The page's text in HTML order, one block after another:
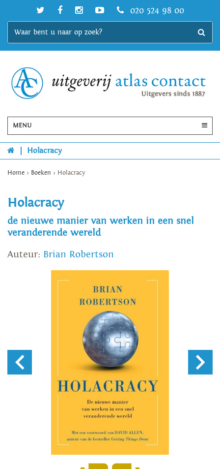
020 524 98 00
MENU
Holacracy
Home > Boeken > Holacracy
Holacracy
de nieuwe manier van werken in een snel
veranderende wereld
Auteur: Brian Robertson